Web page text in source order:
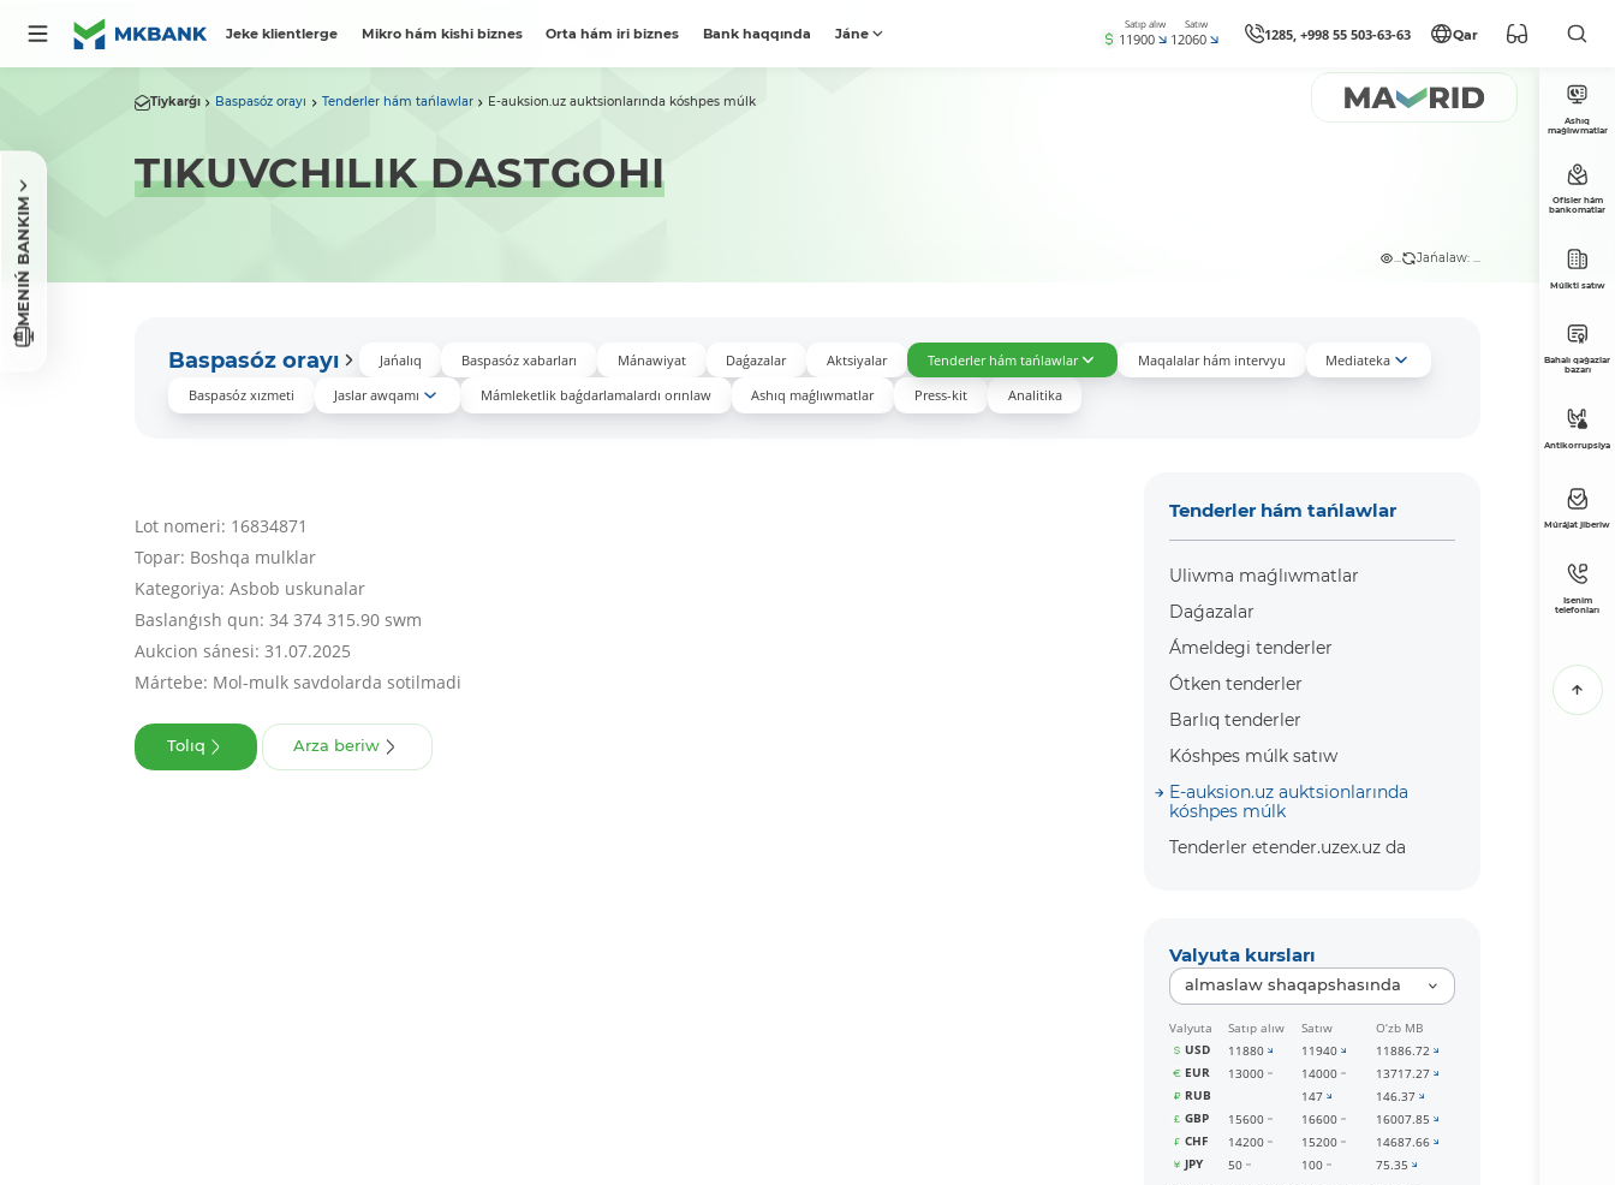
Jeke klientlerge Mikro hám kishi biznes Orta hám iri biznes Bank haqqında Jáne
Satıp alıw
11900
Satıw
12060 1285, +998 55 503-63-63 Qar
MENIŃ BANKIM
Tiykarǵı Baspasóz orayı Tenderler hám tańlawlar E-auksion.uz auktsionlarında kóshpes múlk
TIKUVCHILIK DASTGOHI
... Jańalaw: ...
Baspasóz orayı Jańalıq Baspasóz xabarları Mánawiyat Daǵazalar Aktsiyalar Tenderler hám tańlawlar Maqalalar hám intervyu
Mediateka
Baspasóz xızmeti
Jaslar awqamı Mámleketlik baǵdarlamalardı orınlaw Ashıq maǵlıwmatlar Press-kit Analitika
Lot nomeri: 16834871
Topar: Boshqa mulklar
Kategoriya: Asbob uskunalar
Baslanǵısh qun: 34 374 315.90 swm
Aukcion sánesi: 31.07.2025
Mártebe: Mol-mulk savdolarda sotilmadi
Tolıq Arza beriw
Tenderler hám tańlawlar
Uliwma maǵlıwmatlar
Daǵazalar
Ámeldegi tenderler
Ótken tenderler
Barlıq tenderler
Kóshpes múlk satıw
E-auksion.uz auktsionlarında
kóshpes múlk
Tenderler etender.uzex.uz da
Valyuta kursları
almaslaw shaqapshasında
Valyuta Satıp alıw Satıw
O‘zb MB
USD
11880 11940
11886.72
EUR
13000 14000
13717.27
RUB
147
146.37
GBP
15600 16600
16007.85
CHF
14200 15200
14687.66
JPY
50 100 75.35
Ashıq
maǵlıwmatlar
Ofisler hám
bankomatlar
Múlkti satıw
Bahalı qaǵazlar
bazarı
Antikorrupsiya
Múrájat jiberiw
Isenim
telefonları